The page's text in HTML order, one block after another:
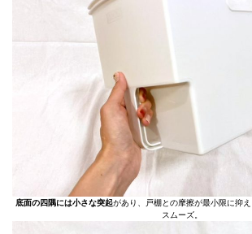
底面の四隅には小さな突起があり、戸棚との摩擦が最小限に抑
スムーズ。